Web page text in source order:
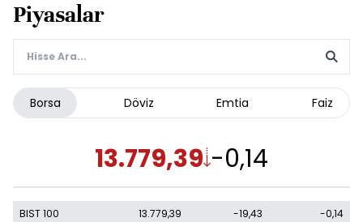
Piyasalar
Borsa Döviz Emtia Faiz
13.779,39 -0,14
BIST 100 13.779,39 -19,43
-0,14